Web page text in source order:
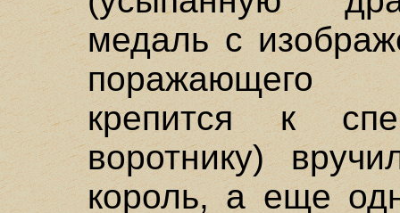
медаль с
поражающего
крепится к
воротнику)
король, а еще